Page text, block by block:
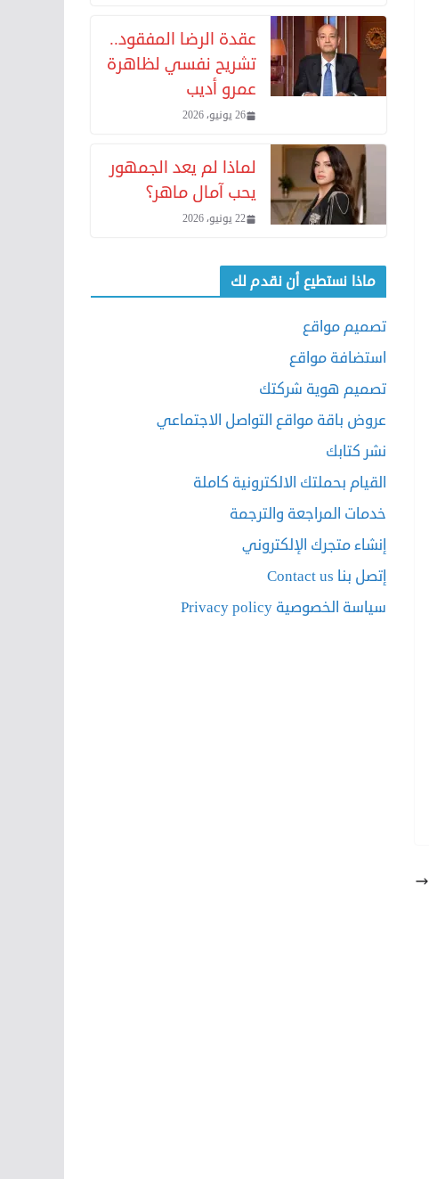
عقدة الرضا المفقود..
تشريح نفسي لظاهرة
عمرو أديب
26 يونيو، 2026
لماذا لم يعد الجمهور
يحب آمال ماهر؟
22 يونيو، 2026
ماذا نستطيع أن نقدم لك
تصميم مواقع
استضافة مواقع
تصميم هوية شركتك
عروض باقة مواقع التواصل الاجتماعي
نشر كتابك
القيام بحملتك الالكترونية كاملة
خدمات المراجعة والترجمة
إنشاء متجرك الإلكتروني
إتصل بنا Contact us
سياسة الخصوصية Privacy policy